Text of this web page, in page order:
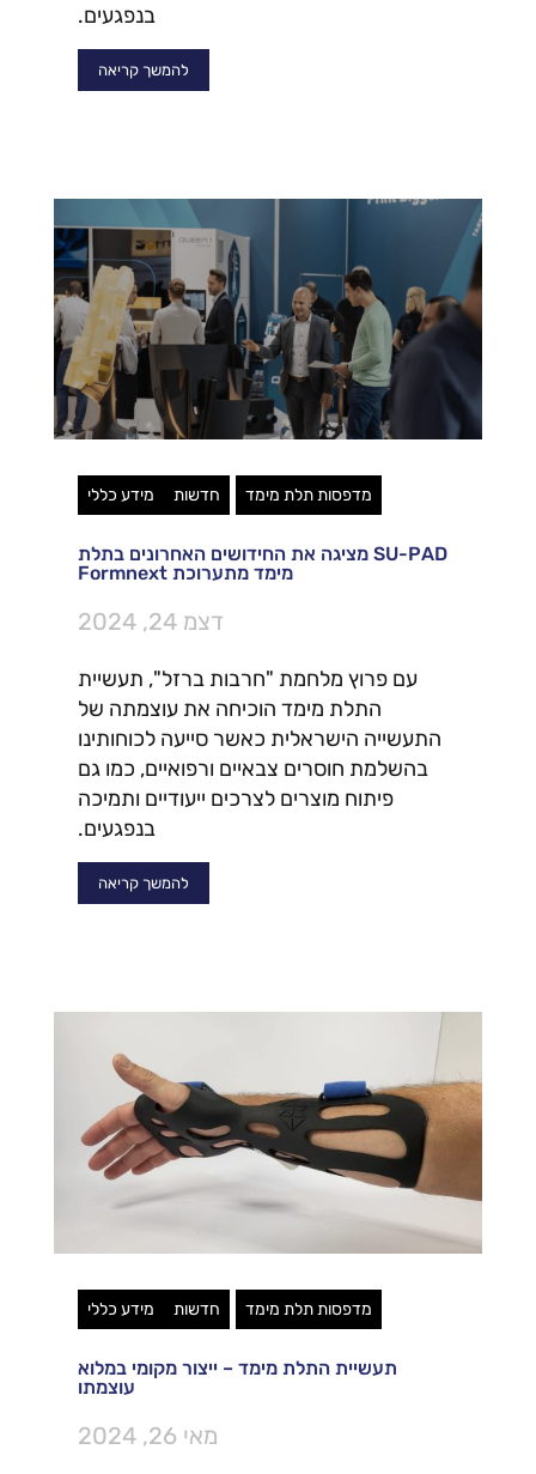
בנפגעים.
להמשך קריאה
מדפסות תלת מימד חדשות מידע כללי
SU-PAD מציגה את החידושים האחרונים בתלת
מימד מתערוכת Formnext
דצמ 24, 2024
עם פרוץ מלחמת "חרבות ברזל", תעשיית
התלת מימד הוכיחה את עוצמתה של
התעשייה הישראלית כאשר סייעה לכוחותינו
בהשלמת חוסרים צבאיים ורפואיים, כמו גם
פיתוח מוצרים לצרכים ייעודיים ותמיכה
בנפגעים.
להמשך קריאה
מדפסות תלת מימד חדשות מידע כללי
תעשיית התלת מימד – ייצור מקומי במלוא
עוצמתו
מאי 26, 2024